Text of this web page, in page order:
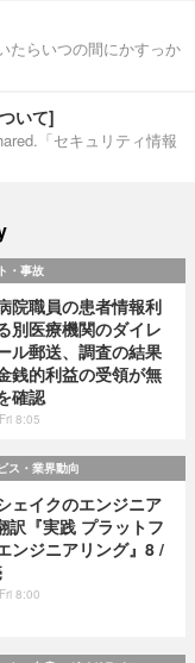
たらいつの間にかすっか
いて]
「セキュリティ情報
・事故
院職員の患者情報利
別医療機関のダイレ
ル郵送、調査の結果
銭的利益の受領が無
確認
8:05
ス・業界動向
ェイクのエンジニア
訳『実践 プラットフ
ンジニアリング』8 /
8:00